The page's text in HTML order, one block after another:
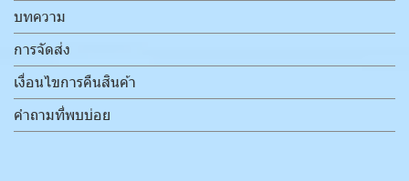
บทความ
การจัดส่ง
เงื่อนไขการคืนสินค้า
คำถามที่พบบ่อย